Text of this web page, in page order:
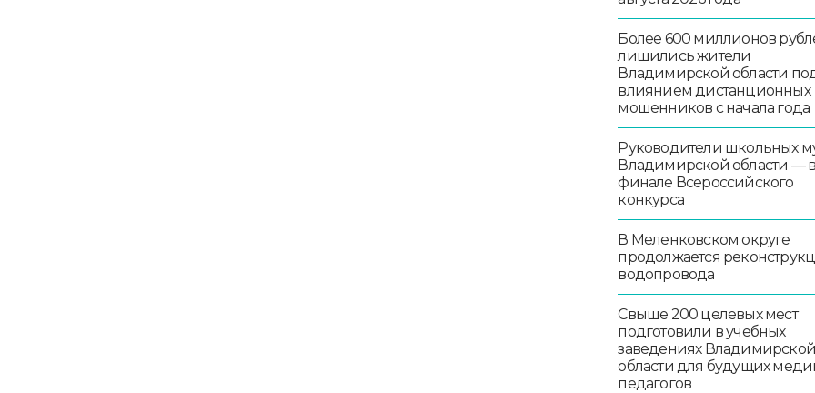
Более 600 миллионов
лишились жители
Владимирской области
влиянием дистанционных
мошенников с начала года
Руководители школьных
Владимирской области — в
финале Всероссийского
конкурса
В Меленковском округе
продолжается
водопровода
Свыше 200 целевых мест
подготовили в учебных
заведениях Владимирской
области для будущих
педагогов